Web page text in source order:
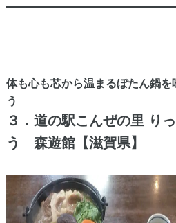
体も心も芯から温まるぼたん鍋を
う
３．道の駅こんぜの里 り
う 森遊館【滋賀県】